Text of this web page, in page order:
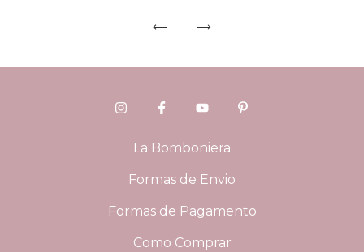
La Bomboniera
Formas de Envio
Formas de Pagamento
Como Comprar